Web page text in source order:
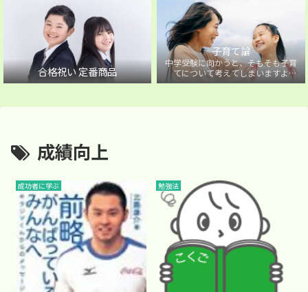
合格祝い 定番商品
子育て論
中学受験に向かうと、そもそも子育
てについて考えてしまいますよ
ね・・・。中学受験に向かうお子様
成績向上
成功者に学ぶ 勉強法